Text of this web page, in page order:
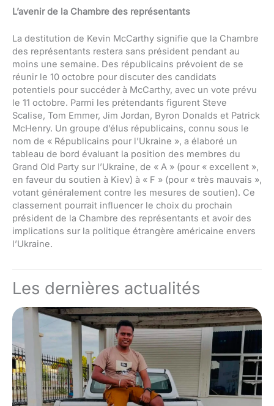
L’avenir de la Chambre des représentants
La destitution de Kevin McCarthy signifie que la Chambre
des représentants restera sans président pendant au
moins une semaine. Des républicains prévoient de se
réunir le 10 octobre pour discuter des candidats
potentiels pour succéder à McCarthy, avec un vote prévu
le 11 octobre. Parmi les prétendants figurent Steve
Scalise, Tom Emmer, Jim Jordan, Byron Donalds et Patrick
McHenry. Un groupe d’élus républicains, connu sous le
nom de « Républicains pour l’Ukraine », a élaboré un
tableau de bord évaluant la position des membres du
Grand Old Party sur l’Ukraine, de « A » (pour « excellent »,
en faveur du soutien à Kiev) à « F » (pour « très mauvais »,
votant généralement contre les mesures de soutien). Ce
classement pourrait influencer le choix du prochain
président de la Chambre des représentants et avoir des
implications sur la politique étrangère américaine envers
l’Ukraine.
Les dernières actualités